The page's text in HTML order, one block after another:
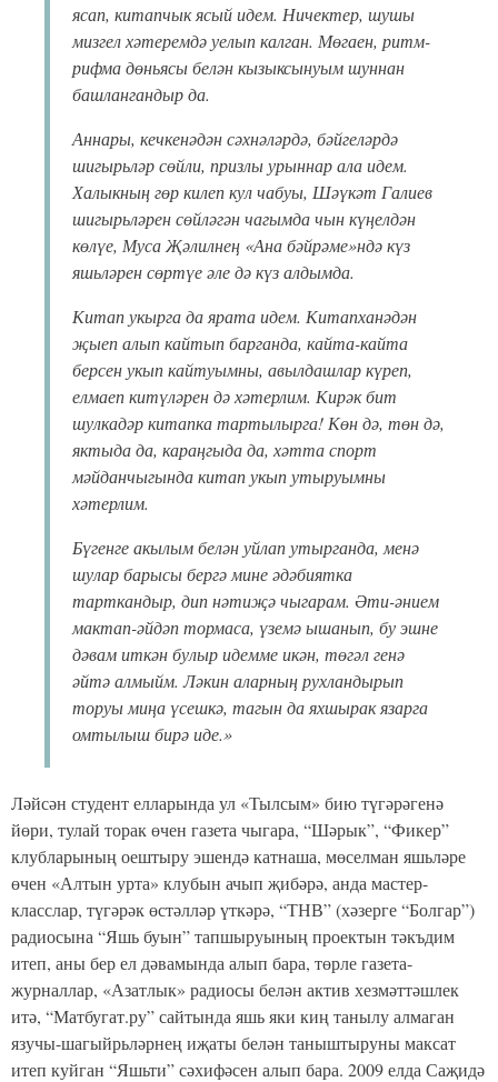
ясап, китапчык ясый идем. Ничектер, шушы
мизгел хәтеремдә уелып калган. Мөгаен, ритм-
рифма дөньясы белән кызыксынуым шуннан
башлангандыр да.
Аннары, кечкенәдән сәхнәләрдә, бәйгеләрдә
шигырьләр сөйли, призлы урыннар ала идем.
Халыкның гөр килеп кул чабуы, Шәүкәт Галиев
шигырьләрен сөйләгән чагымда чын күңелдән
көлүе, Муса Җәлилнең «Ана бәйрәме»ндә күз
яшьләрен сөртүе әле дә күз алдымда.
Китап укырга да ярата идем. Китапханәдән
җыеп алып кайтып барганда, кайта-кайта
берсен укып кайтуымны, авылдашлар күреп,
елмаеп китүләрен дә хәтерлим. Кирәк бит
шулкадәр китапка тартылырга! Көн дә, төн дә,
яктыда да, караңгыда да, хәтта спорт
мәйданчыгында китап укып утыруымны
хәтерлим.
Бүгенге акылым белән уйлап утырганда, менә
шулар барысы бергә мине әдәбиятка
тарткандыр, дип нәтиҗә чыгарам. Әти-әнием
мактап-әйдәп тормаса, үземә ышанып, бу эшне
дәвам иткән булыр идемме икән, төгәл генә
әйтә алмыйм. Ләкин аларның рухландырып
торуы миңа үсешкә, тагын да яхшырак язарга
омтылыш бирә иде.»
Ләйсән студент елларында ул «Тылсым» бию түгәрәгенә
йөри, тулай торак өчен газета чыгара, “Шәрык”, “Фикер”
клубларының оештыру эшендә катнаша, мөселман яшьләре
өчен «Алтын урта» клубын ачып җибәрә, анда мастер-
класслар, түгәрәк өстәлләр үткәрә, “ТНВ” (хәзерге “Болгар”)
радиосына “Яшь буын” тапшыруының проектын тәкъдим
итеп, аны бер ел дәвамында алып бара, төрле газета-
журналлар, «Азатлык» радиосы белән актив хезмәттәшлек
итә, “Матбугат.ру” сайтында яшь яки киң танылу алмаган
язучы-шагыйрьләрнең иҗаты белән таныштыруны максат
итеп куйган “Яшьти” сәхифәсен алып бара. 2009 елда Саҗидә